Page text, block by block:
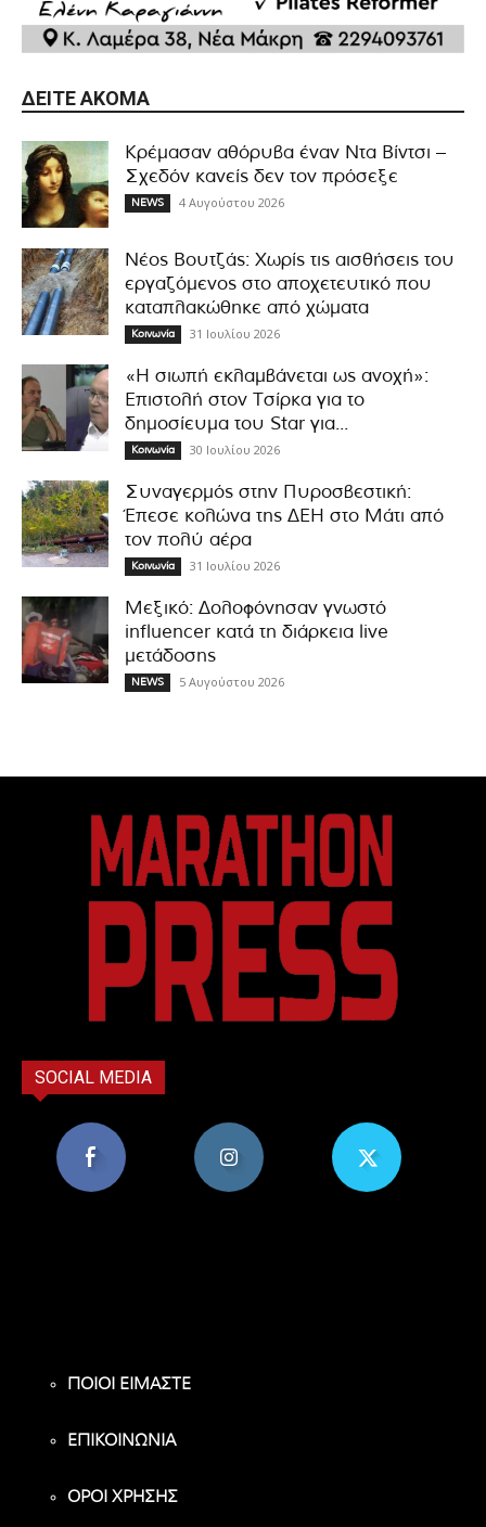
ΔΕΊΤΕ ΑΚΌΜΑ
Κρέμασαν αθόρυβα έναν Ντα Βίντσι –
Σχεδόν κανείς δεν τον πρόσεξε
NEWS 4 Αυγούστου 2026
Νέος Βουτζάς: Χωρίς τις αισθήσεις του
εργαζόμενος στο αποχετευτικό που
καταπλακώθηκε από χώματα
Κοινωνία 31 Ιουλίου 2026
«Η σιωπή εκλαμβάνεται ως ανοχή»:
Επιστολή στον Τσίρκα για το
δημοσίευμα του Star για...
Κοινωνία 30 Ιουλίου 2026
Συναγερμός στην Πυροσβεστική:
Έπεσε κολώνα της ΔΕΗ στο Μάτι από
τον πολύ αέρα
Κοινωνία 31 Ιουλίου 2026
Μεξικό: Δολοφόνησαν γνωστό
influencer κατά τη διάρκεια live
μετάδοσης
NEWS 5 Αυγούστου 2026
SOCIAL MEDIA
ΠΟΙΟΙ ΕΙΜΑΣΤΕ
ΕΠΙΚΟΙΝΩΝΙΑ
ΟΡΟΙ ΧΡΗΣΗΣ